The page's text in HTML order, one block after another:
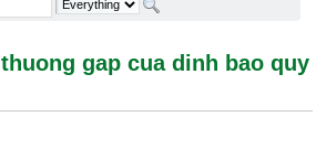
gap cua dinh bao quy dau -
gap cua dinh bao quy